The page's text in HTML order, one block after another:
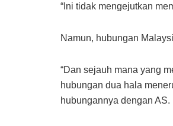
“Ini tidak mengejutkan
Namun, hubungan
“Dan sejauh mana yang
hubungan dua hala
hubungannya dengan AS.